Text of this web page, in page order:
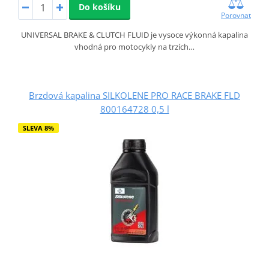
Do košíku
Porovnat
UNIVERSAL BRAKE & CLUTCH FLUID je vysoce výkonná kapalina
vhodná pro motocykly na trzích…
Brzdová kapalina SILKOLENE PRO RACE BRAKE FLD
800164728 0,5 l
SLEVA 8%